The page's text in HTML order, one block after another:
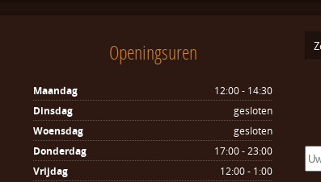
Openingsuren
Maandag
12:00 - 14:30
Dinsdag
gesloten
Woensdag
gesloten
Donderdag
17:00 - 23:00
Vrijdag
12:00 - 1:00